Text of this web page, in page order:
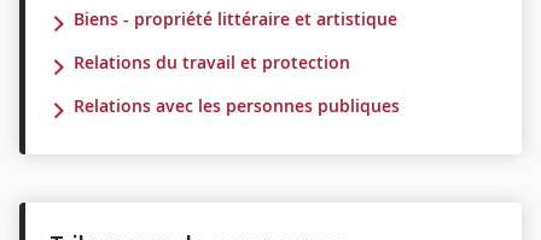
Biens - propriété littéraire et artistique
Relations du travail et protection
Relations avec les personnes publiques